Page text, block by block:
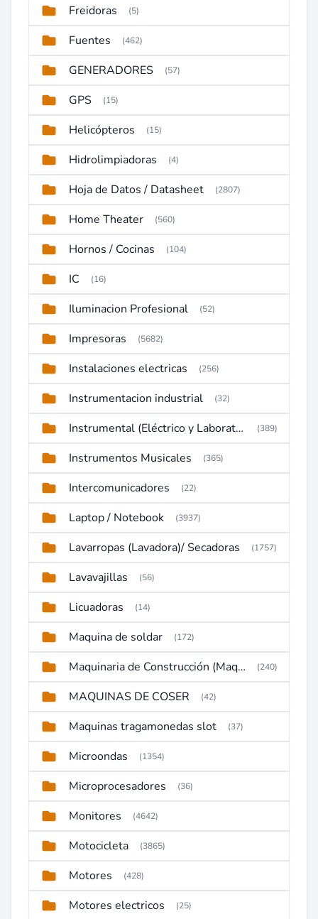
Freidoras (5)
Fuentes (462)
GENERADORES (57)
GPS (15)
Helicópteros (15)
Hidrolimpiadoras (4)
Hoja de Datos / Datasheet (2807)
Home Theater (560)
Hornos / Cocinas (104)
IC (16)
Iluminacion Profesional (52)
Impresoras (5682)
Instalaciones electricas (256)
Instrumentacion industrial (32)
Instrumental (Eléctrico y Laboratorio) (389)
Instrumentos Musicales (365)
Intercomunicadores (22)
Laptop / Notebook (3937)
Lavarropas (Lavadora)/ Secadoras (1757)
Lavavajillas (56)
Licuadoras (14)
Maquina de soldar (172)
Maquinaria de Construcción (Maquinaria Pesada) (240)
MAQUINAS DE COSER (42)
Maquinas tragamonedas slot (37)
Microondas (1354)
Microprocesadores (36)
Monitores (4642)
Motocicleta (3865)
Motores (428)
Motores electricos (25)